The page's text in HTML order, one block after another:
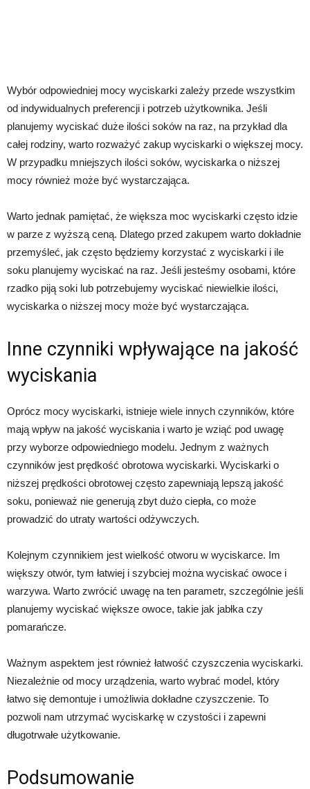
Wybór odpowiedniej mocy wyciskarki zależy przede wszystkim
od indywidualnych preferencji i potrzeb użytkownika. Jeśli
planujemy wyciskać duże ilości soków na raz, na przykład dla
całej rodziny, warto rozważyć zakup wyciskarki o większej mocy.
W przypadku mniejszych ilości soków, wyciskarka o niższej
mocy również może być wystarczająca.
Warto jednak pamiętać, że większa moc wyciskarki często idzie
w parze z wyższą ceną. Dlatego przed zakupem warto dokładnie
przemyśleć, jak często będziemy korzystać z wyciskarki i ile
soku planujemy wyciskać na raz. Jeśli jesteśmy osobami, które
rzadko piją soki lub potrzebujemy wyciskać niewielkie ilości,
wyciskarka o niższej mocy może być wystarczająca.
Inne czynniki wpływające na jakość
wyciskania
Oprócz mocy wyciskarki, istnieje wiele innych czynników, które
mają wpływ na jakość wyciskania i warto je wziąć pod uwagę
przy wyborze odpowiedniego modelu. Jednym z ważnych
czynników jest prędkość obrotowa wyciskarki. Wyciskarki o
niższej prędkości obrotowej często zapewniają lepszą jakość
soku, ponieważ nie generują zbyt dużo ciepła, co może
prowadzić do utraty wartości odżywczych.
Kolejnym czynnikiem jest wielkość otworu w wyciskarce. Im
większy otwór, tym łatwiej i szybciej można wyciskać owoce i
warzywa. Warto zwrócić uwagę na ten parametr, szczególnie jeśli
planujemy wyciskać większe owoce, takie jak jabłka czy
pomarańcze.
Ważnym aspektem jest również łatwość czyszczenia wyciskarki.
Niezależnie od mocy urządzenia, warto wybrać model, który
łatwo się demontuje i umożliwia dokładne czyszczenie. To
pozwoli nam utrzymać wyciskarkę w czystości i zapewni
długotrwałe użytkowanie.
Podsumowanie